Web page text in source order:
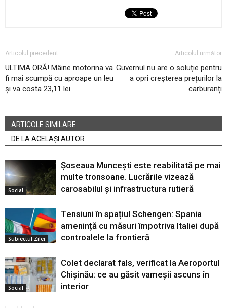
Articolul precedent
ULTIMA ORĂ! Mâine motorina va
fi mai scumpă cu aproape un leu
și va costa 23,11 lei
Articolul următor
Guvernul nu are o soluție pentru
a opri creșterea prețurilor la
carburanți
ARTICOLE SIMILARE
DE LA ACELAȘI AUTOR
Social
Șoseaua Muncești este reabilitată pe mai
multe tronsoane. Lucrările vizează
carosabilul și infrastructura rutieră
Subiectul Zilei
Tensiuni în spațiul Schengen: Spania
amenință cu măsuri împotriva Italiei după
controalele la frontieră
Social
Colet declarat fals, verificat la Aeroportul
Chișinău: ce au găsit vameșii ascuns în
interior